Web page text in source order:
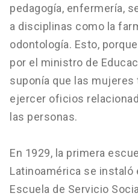
pedagogía, enfermería,
a disciplinas como la
odontología. Esto,
por el ministro de
suponía que las mujeres
ejercer oficios
las personas.
En 1929, la primera
Latinoamérica se instaló
Escuela de Servicio